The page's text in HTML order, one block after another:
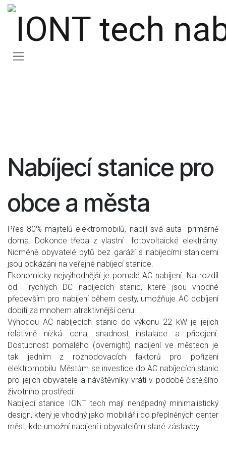
Přejít na obsah
Nabíjecí stanice pro
obce a města
Přes 80% majitelů elektromobilů, nabíjí svá auta primárně
doma. Dokonce třeba z vlastní fotovoltaické elektrárny.
Nicméně obyvatelé bytů bez garáží s nabíjecími stanicemi
jsou odkázáni na veřejné nabíjecí stanice.
Ekonomicky nejvýhodnější je pomalé AC nabíjení. Na rozdíl
od rychlých DC nabíjecích stanic, které jsou vhodné
především pro nabíjení během cesty, umožňuje AC dobíjení
dobití za mnohem atraktivnější cenu.
Výhodou AC nabíjecích stanic do výkonu 22 kW je jejich
relativně nízká cena, snadnost instalace a připojení.
Dostupnost pomalého (overnight) nabíjení ve městech je
tak jedním z rozhodovacích faktorů pro pořízení
elektromobilu. Městům se investice do AC nabíjecích stanic
pro jejich obyvatele a návštěvníky vrátí v podobě čistějšího
životního prostředí.
Nabíjecí stanice IONT tech mají nenápadný minimalistický
design, který je vhodný jako mobiliář i do přeplněných center
měst, kde umožní nabíjení i obyvatelům staré zástavby.